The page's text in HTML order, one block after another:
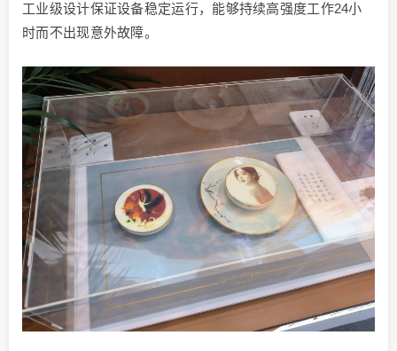
工业级设计保证设备稳定运行，能够持续高强度工作24小
时而不出现意外故障。